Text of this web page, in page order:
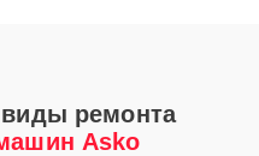
ремонта
Asko